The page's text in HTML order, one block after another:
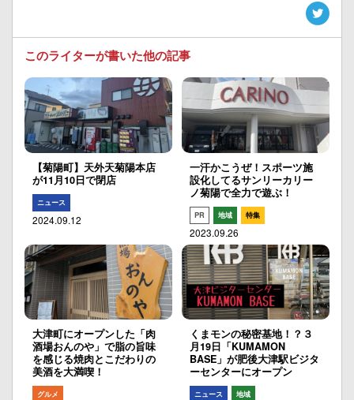
このライターが書いた他の記事
【菊陽町】天外天菊陽本店
が11月10日で閉店
ニュース
2024.09.12
一汗かこうぜ！スポーツ施
設化してるサンリーカリー
ノ菊陽で全力で遊ぶ！
PR 地域 特集
2023.09.26
大津町にオープンした「肉
酒場おんのや」で脂の旨味
を感じる焼肉とこだわりの
美酒を大満喫！
グルメ
くまモンの秘密基地！？３
月19日「KUMAMON
BASE」が肥後大津駅ビジタ
ーセンターにオープン
ニュース 地域